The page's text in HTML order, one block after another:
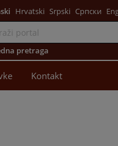
Hrvatski Srpski Српски
pretraga
Kontakt